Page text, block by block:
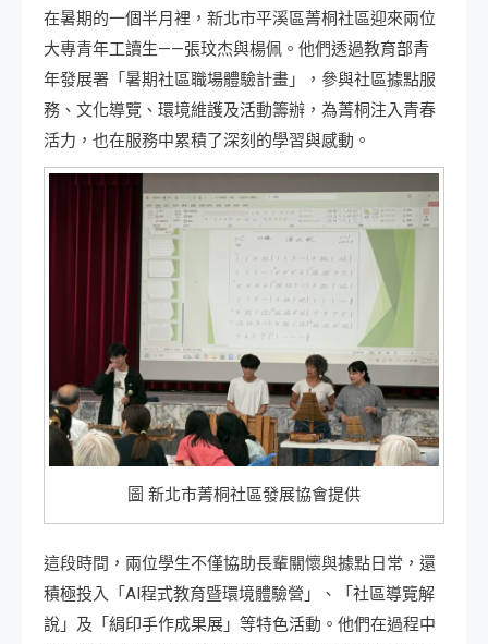
在暑期的一個半月裡，新北市平溪區菁桐社區迎來兩位
大專青年工讀生——張玟杰與楊佩。他們透過教育部青
年發展署「暑期社區職場體驗計畫」，參與社區據點服
務、文化導覽、環境維護及活動籌辦，為菁桐注入青春
活力，也在服務中累積了深刻的學習與感動。
圖 新北市菁桐社區發展協會提供
這段時間，兩位學生不僅協助長輩關懷與據點日常，還
積極投入「AI程式教育暨環境體驗營」、「社區導覽解
說」及「絹印手作成果展」等特色活動。他們在過程中